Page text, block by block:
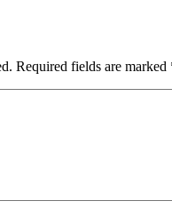
Required fields are marked